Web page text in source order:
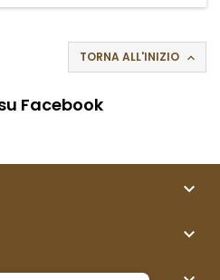
TORNA ALL'INIZIO 
Facebook

